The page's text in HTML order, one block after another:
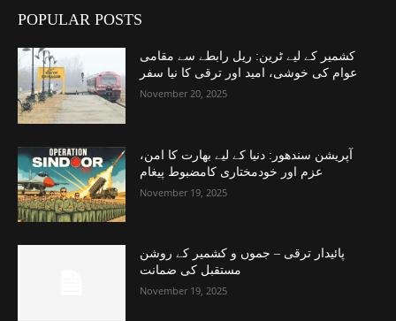
POPULAR POSTS
کشمیر کے لیے ٹرین: ریل رابطے سے مقامی
عوام کی خوشی، امید اور ترقی کا نیا سفر
November 20, 2025
آپریشن سندھور: دنیا کے لیے بھارت کا امن،
عزم اور خودمختاری کامضبوط پیغام
November 19, 2025
پائیدار ترقی – جموں و کشمیر کے روشن
مستقبل کی ضمانت
November 19, 2025